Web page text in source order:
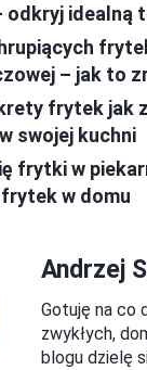
odkryj idealną
– jak to
frytek jak
swojej kuchni
frytki w
w domu
Andrzej
Gotuję na co
zwykłych,
blogu dzielę